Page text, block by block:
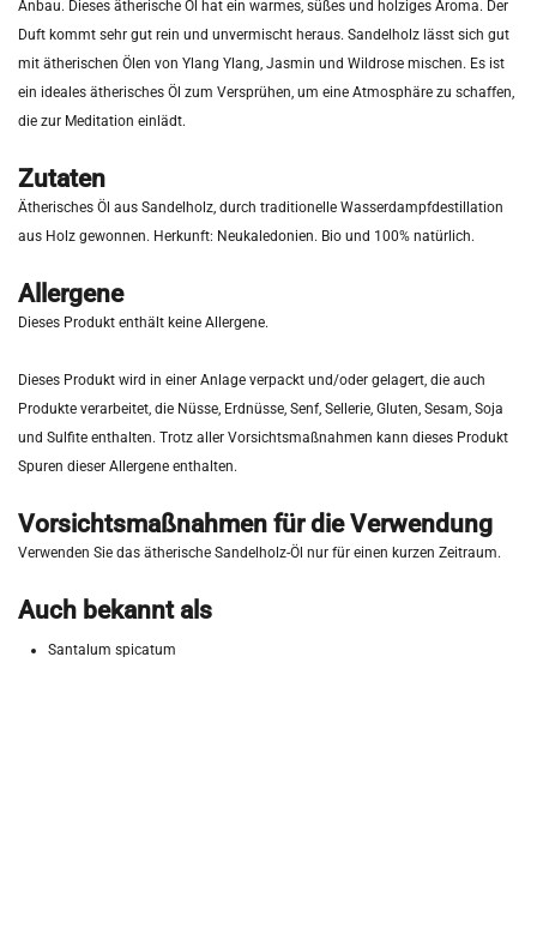
Anbau. Dieses ätherische Öl hat ein warmes, süßes und holziges Aroma. Der
Duft kommt sehr gut rein und unvermischt heraus. Sandelholz lässt sich gut
mit ätherischen Ölen von Ylang Ylang, Jasmin und Wildrose mischen. Es ist
ein ideales ätherisches Öl zum Versprühen, um eine Atmosphäre zu schaffen,
die zur Meditation einlädt.
Zutaten
Ätherisches Öl aus Sandelholz, durch traditionelle Wasserdampfdestillation
aus Holz gewonnen. Herkunft: Neukaledonien. Bio und 100% natürlich.
Allergene
Dieses Produkt enthält keine Allergene.
Dieses Produkt wird in einer Anlage verpackt und/oder gelagert, die auch
Produkte verarbeitet, die Nüsse, Erdnüsse, Senf, Sellerie, Gluten, Sesam, Soja
und Sulfite enthalten. Trotz aller Vorsichtsmaßnahmen kann dieses Produkt
Spuren dieser Allergene enthalten.
Vorsichtsmaßnahmen für die Verwendung
Verwenden Sie das ätherische Sandelholz-Öl nur für einen kurzen Zeitraum.
Auch bekannt als
Santalum spicatum